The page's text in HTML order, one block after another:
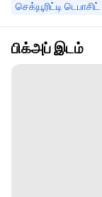
செக்யூரிட்டி டெபாசிட்
பிக்அப் இடம்